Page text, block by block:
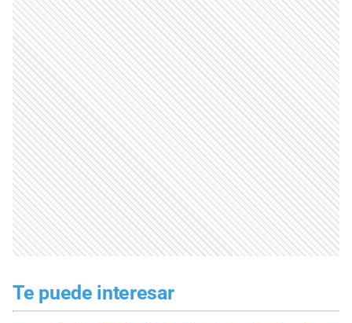
Te puede interesar